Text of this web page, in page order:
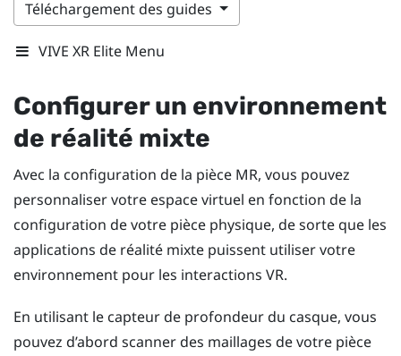
Téléchargement des guides
VIVE XR Elite Menu
Configurer un environnement
de réalité mixte
Avec la configuration de la pièce MR, vous pouvez
personnaliser votre espace virtuel en fonction de la
configuration de votre pièce physique, de sorte que les
applications de réalité mixte puissent utiliser votre
environnement pour les interactions VR.
En utilisant le capteur de profondeur du casque, vous
pouvez d’abord scanner des maillages de votre pièce